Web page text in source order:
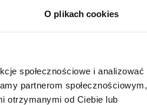
O plikach cookies
społecznościowe i analizować
partnerom społecznościowym,
otrzymanymi od Ciebie lub
wieczysta.